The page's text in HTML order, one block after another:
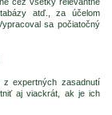
atď., za účelom
sa počiatočný
expertných zasadnutí
aj viackrát, ak je ich